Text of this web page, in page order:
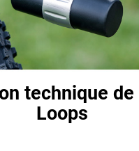
technique de
Loops